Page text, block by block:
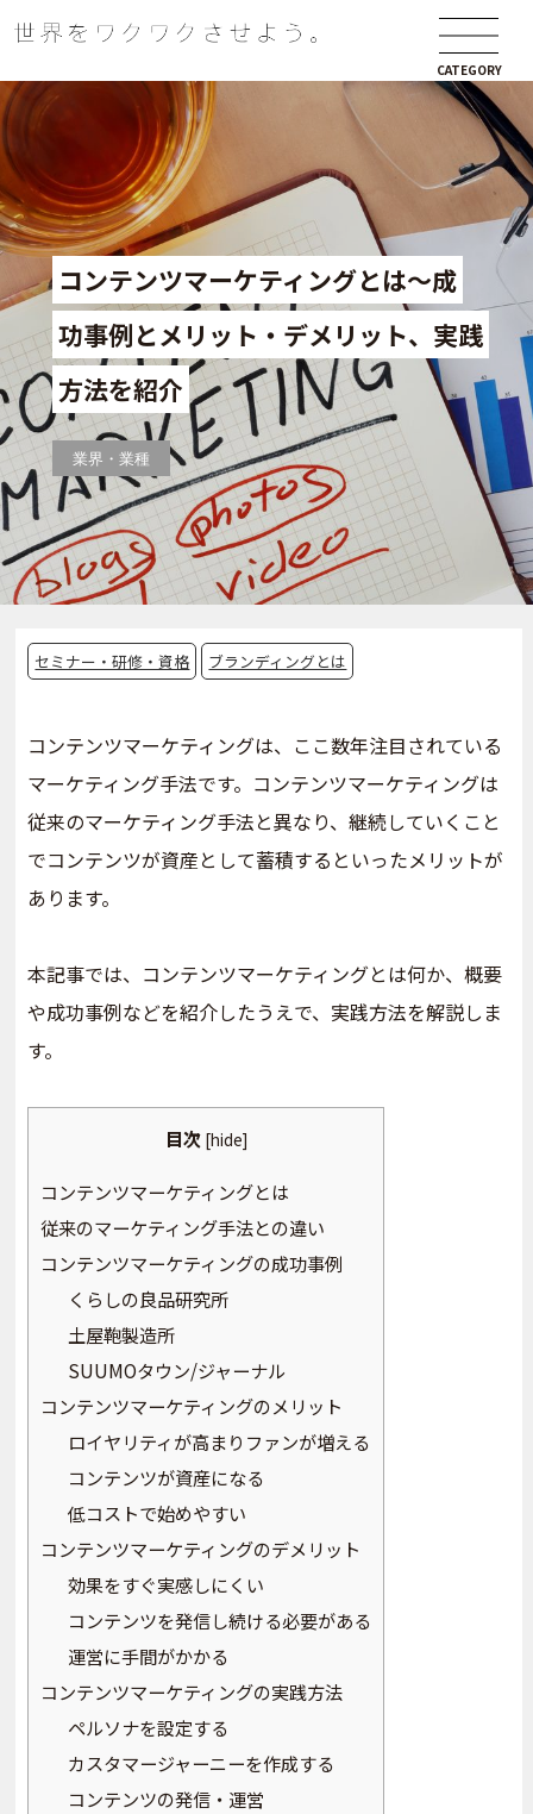
CATEGORY
コンテンツマーケティングとは～成
功事例とメリット・デメリット、実践
方法を紹介
業界・業種
セミナー・研修・資格 ブランディングとは
コンテンツマーケティングは、ここ数年注目されている
マーケティング手法です。コンテンツマーケティングは
従来のマーケティング手法と異なり、継続していくこと
でコンテンツが資産として蓄積するといったメリットが
あります。
本記事では、コンテンツマーケティングとは何か、概要
や成功事例などを紹介したうえで、実践方法を解説しま
す。
目次 [hide]
コンテンツマーケティングとは
従来のマーケティング手法との違い
コンテンツマーケティングの成功事例
くらしの良品研究所
土屋鞄製造所
SUUMOタウン/ジャーナル
コンテンツマーケティングのメリット
ロイヤリティが高まりファンが増える
コンテンツが資産になる
低コストで始めやすい
コンテンツマーケティングのデメリット
効果をすぐ実感しにくい
コンテンツを発信し続ける必要がある
運営に手間がかかる
コンテンツマーケティングの実践方法
ペルソナを設定する
カスタマージャーニーを作成する
コンテンツの発信・運営